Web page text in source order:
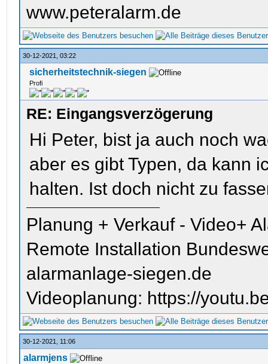
www.peteralarm.de
30-12-2021, 03:22
sicherheitstechnik-siegen
Profi
RE: Eingangsverzögerung
Hi Peter, bist ja auch noch
aber es gibt Typen, da kann
halten. Ist doch nicht zu
Planung + Verkauf - Video+
Remote Installation
alarmanlage-siegen.de
Videoplanung: https://
30-12-2021, 11:06
alarmjens